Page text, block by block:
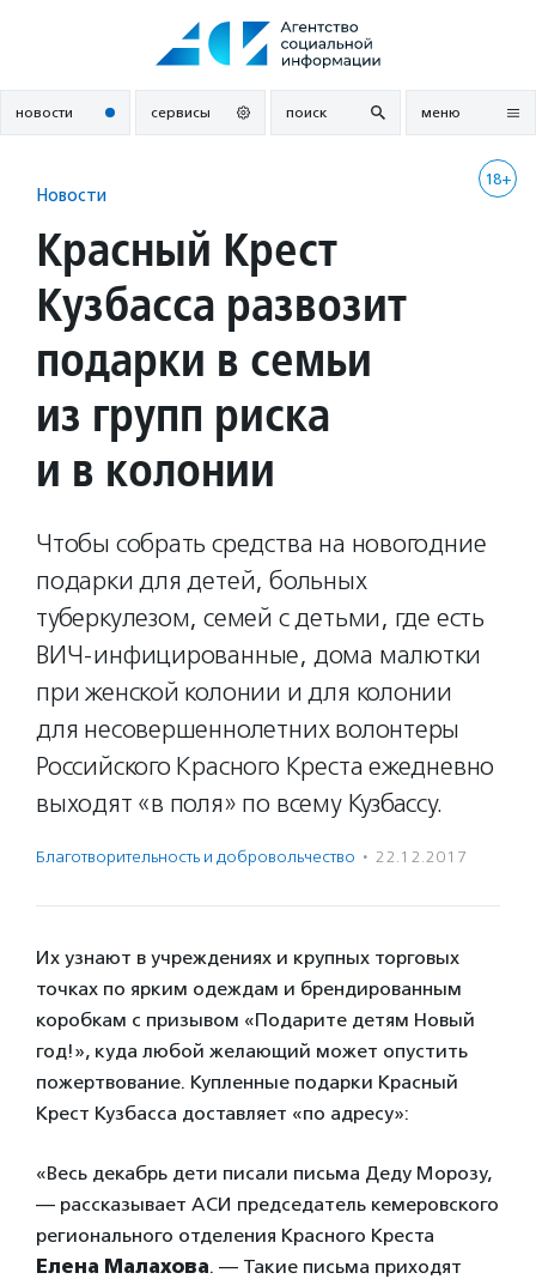
новости сервисы поиск меню
18+
Новости
Красный Крест
Кузбасса развозит
подарки в семьи
из групп риска
и в колонии
Чтобы собрать средства на новогодние
подарки для детей, больных
туберкулезом, семей с детьми, где есть
ВИЧ-инфицированные, дома малютки
при женской колонии и для колонии
для несовершеннолетних волонтеры
Российского Красного Креста ежедневно
выходят «в поля» по всему Кузбассу.
Благотвори­тель­ность и доброволь­чест­во · 22.12.2017
Их узнают в учреждениях и крупных торговых
точках по ярким одеждам и брендированным
коробкам с призывом «Подарите детям Новый
год!», куда любой желающий может опустить
пожертвование. Купленные подарки Красный
Крест Кузбасса доставляет «по адресу»:
«Весь декабрь дети писали письма Деду Морозу,
— рассказывает АСИ председатель кемеровского
регионального отделения Красного Креста
Елена Малахова. — Такие письма приходят